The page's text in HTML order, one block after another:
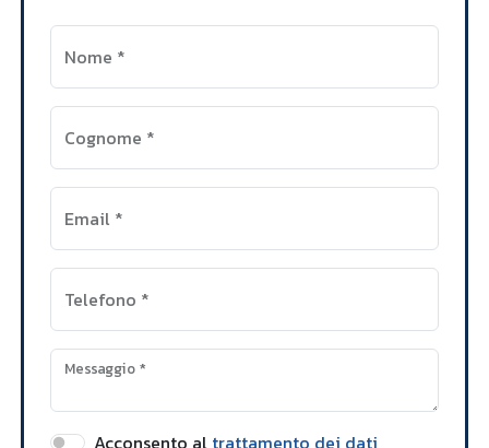
Nome *
Cognome *
Email *
Telefono *
Messaggio*